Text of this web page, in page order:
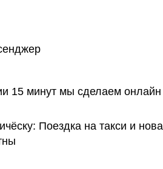
15 минут мы сделаем
Поездка на такси и